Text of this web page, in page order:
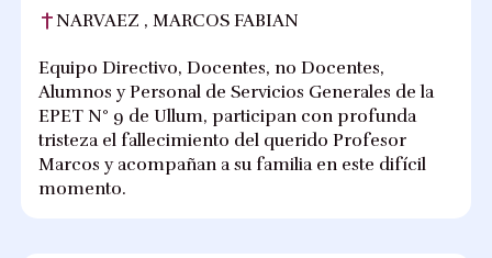
NARVAEZ , MARCOS FABIAN
Equipo Directivo, Docentes, no Docentes,
Alumnos y Personal de Servicios Generales de la
EPET N° 9 de Ullum, participan con profunda
tristeza el fallecimiento del querido Profesor
Marcos y acompañan a su familia en este difícil
momento.